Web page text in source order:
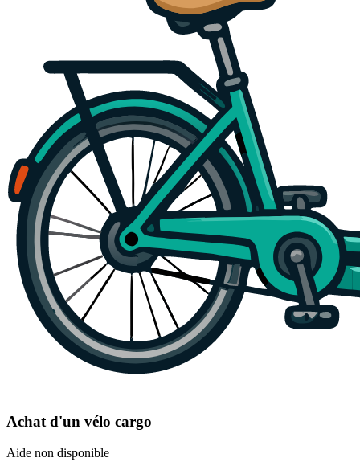
Achat d'un vélo cargo
Aide non disponible